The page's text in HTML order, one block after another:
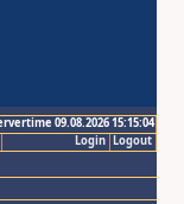
09.08.2026 15:15:04
Logout
Login